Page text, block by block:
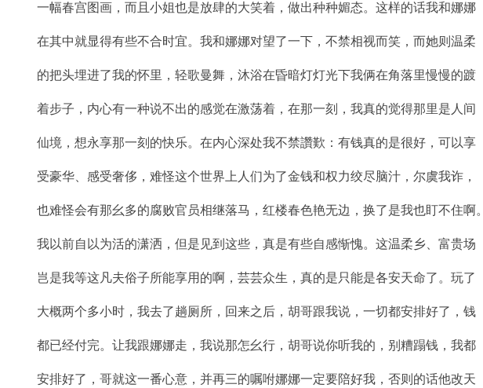
一幅春宫图画，而且小姐也是放肆的大笑着，做出种种媚态。这样的话我和娜娜
在其中就显得有些不合时宜。我和娜娜对望了一下，不禁相视而笑，而她则温柔
的把头埋进了我的怀里，轻歌曼舞，沐浴在昏暗灯灯光下我俩在角落里慢慢的踱
着步子，内心有一种说不出的感觉在激荡着，在那一刻，我真的觉得那里是人间
仙境，想永享那一刻的快乐。在内心深处我不禁讚歎：有钱真的是很好，可以享
受豪华、感受奢侈，难怪这个世界上人们为了金钱和权力绞尽脑汁，尔虞我诈，
也难怪会有那幺多的腐败官员相继落马，红楼春色艳无边，换了是我也盯不住啊。
我以前自以为活的潇洒，但是见到这些，真是有些自感惭愧。这温柔乡、富贵场
岂是我等这凡夫俗子所能享用的啊，芸芸众生，真的是只能是各安天命了。玩了
大概两个多小时，我去了趟厕所，回来之后，胡哥跟我说，一切都安排好了，钱
都已经付完。让我跟娜娜走，我说那怎幺行，胡哥说你听我的，别糟蹋钱，我都
安排好了，哥就这一番心意，并再三的嘱咐娜娜一定要陪好我，否则的话他改天